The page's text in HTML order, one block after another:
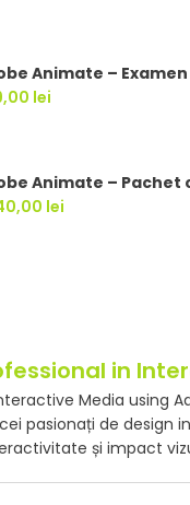
Animate – Examen
lei
Animate – Pachet
lei
in
Media
pasionați de
și impact